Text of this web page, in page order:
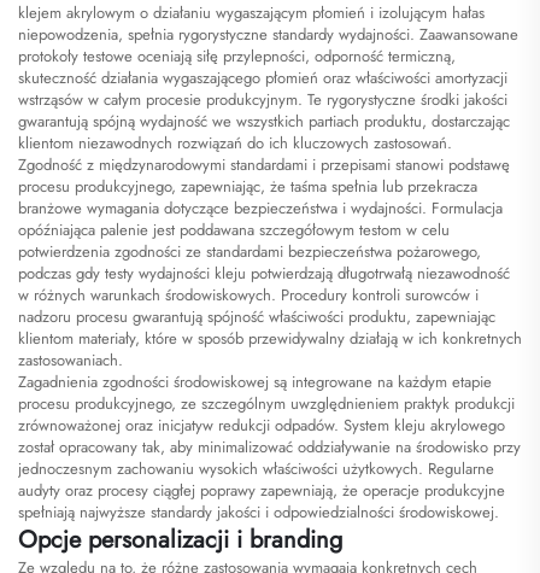
klejem akrylowym o działaniu wygaszającym płomień i izolującym hałas
niepowodzenia, spełnia rygorystyczne standardy wydajności. Zaawansowane
protokoły testowe oceniają siłę przylepności, odporność termiczną,
skuteczność działania wygaszającego płomień oraz właściwości amortyzacji
wstrząsów w całym procesie produkcyjnym. Te rygorystyczne środki jakości
gwarantują spójną wydajność we wszystkich partiach produktu, dostarczając
klientom niezawodnych rozwiązań do ich kluczowych zastosowań.
Zgodność z międzynarodowymi standardami i przepisami stanowi podstawę
procesu produkcyjnego, zapewniając, że taśma spełnia lub przekracza
branżowe wymagania dotyczące bezpieczeństwa i wydajności. Formulacja
opóźniająca palenie jest poddawana szczegółowym testom w celu
potwierdzenia zgodności ze standardami bezpieczeństwa pożarowego,
podczas gdy testy wydajności kleju potwierdzają długotrwałą niezawodność
w różnych warunkach środowiskowych. Procedury kontroli surowców i
nadzoru procesu gwarantują spójność właściwości produktu, zapewniając
klientom materiały, które w sposób przewidywalny działają w ich konkretnych
zastosowaniach.
Zagadnienia zgodności środowiskowej są integrowane na każdym etapie
procesu produkcyjnego, ze szczególnym uwzględnieniem praktyk produkcji
zrównoważonej oraz inicjatyw redukcji odpadów. System kleju akrylowego
został opracowany tak, aby minimalizować oddziaływanie na środowisko przy
jednoczesnym zachowaniu wysokich właściwości użytkowych. Regularne
audyty oraz procesy ciągłej poprawy zapewniają, że operacje produkcyjne
spełniają najwyższe standardy jakości i odpowiedzialności środowiskowej.
Opcje personalizacji i branding
Ze względu na to, że różne zastosowania wymagają konkretnych cech